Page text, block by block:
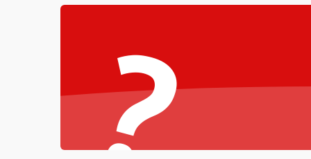
Управление
Корпус/Герметичность
Датчики
?